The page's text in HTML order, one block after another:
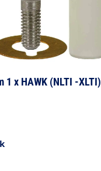
1 x HAWK (NLTI -XLTI)